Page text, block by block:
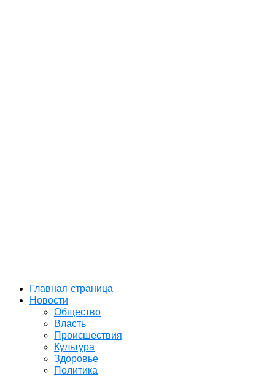
Главная страница
Новости
Общество
Власть
Происшествия
Культура
Здоровье
Политика